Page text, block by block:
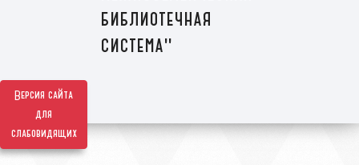
Версия сайта
для
слабовидящих
библиотечная
система"